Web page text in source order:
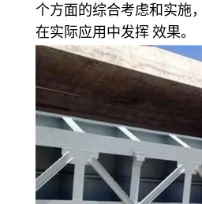
个方面的综合考虑和实施
在实际应用中发挥 效果。